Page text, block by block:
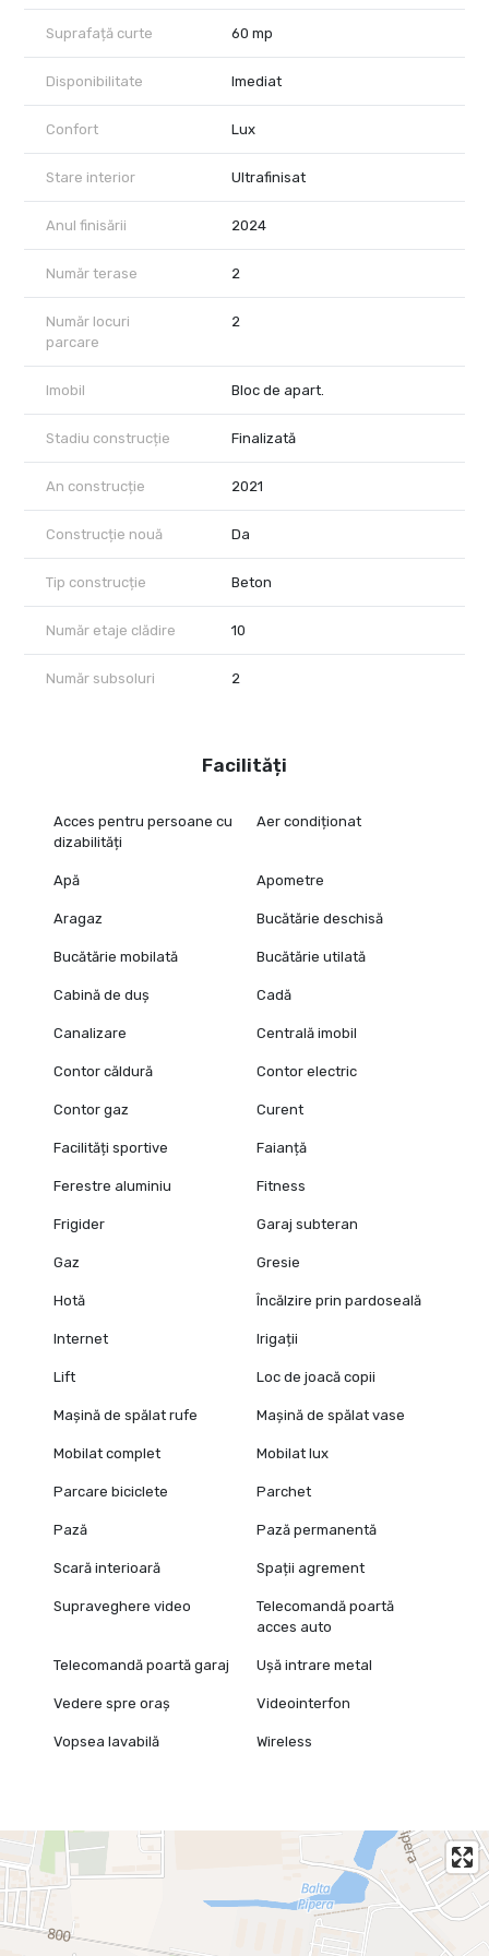
25 minute până la Aeroportul Otopeni
predat imediat. Pentru mai multe detalii și vizionări, vă stau la
dispoziție.
Suprafață curte 60 mp
Disponibilitate Imediat
Confort Lux
Stare interior Ultrafinisat
Anul finisării 2024
Număr terase 2
Număr locuri
parcare
2
Imobil Bloc de apart.
Stadiu construcție Finalizată
An construcție 2021
Construcție nouă Da
Tip construcție Beton
Număr etaje clădire 10
Număr subsoluri 2
Facilități
Acces pentru persoane cu
dizabilități
Aer condiționat
Apă Apometre
Aragaz Bucătărie deschisă
Bucătărie mobilată Bucătărie utilată
Cabină de duș Cadă
Canalizare Centrală imobil
Contor căldură Contor electric
Contor gaz Curent
Facilități sportive Faianță
Ferestre aluminiu Fitness
Frigider Garaj subteran
Gaz Gresie
Hotă Încălzire prin pardoseală
Internet Irigații
Lift Loc de joacă copii
Mașină de spălat rufe Mașină de spălat vase
Mobilat complet Mobilat lux
Parcare biciclete Parchet
Pază Pază permanentă
Scară interioară Spații agrement
Supraveghere video
Telecomandă poartă
acces auto
Telecomandă poartă garaj Ușă intrare metal
Vedere spre oraș Videointerfon
Vopsea lavabilă Wireless